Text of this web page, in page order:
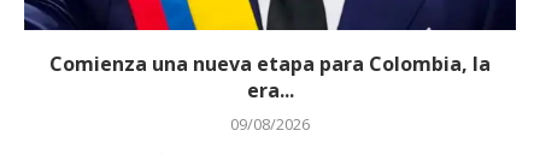
Comienza una nueva etapa para Colombia, la
era...
09/08/2026